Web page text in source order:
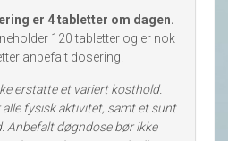
er 4 tabletter om dagen.
120 tabletter og er nok
anbefalt dosering.
erstatte et variert kosthold.
alle fysisk aktivitet, samt et sunt
Anbefalt døgndose bør ikke